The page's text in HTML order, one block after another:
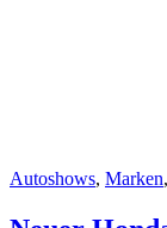
Autoshows, Marken,